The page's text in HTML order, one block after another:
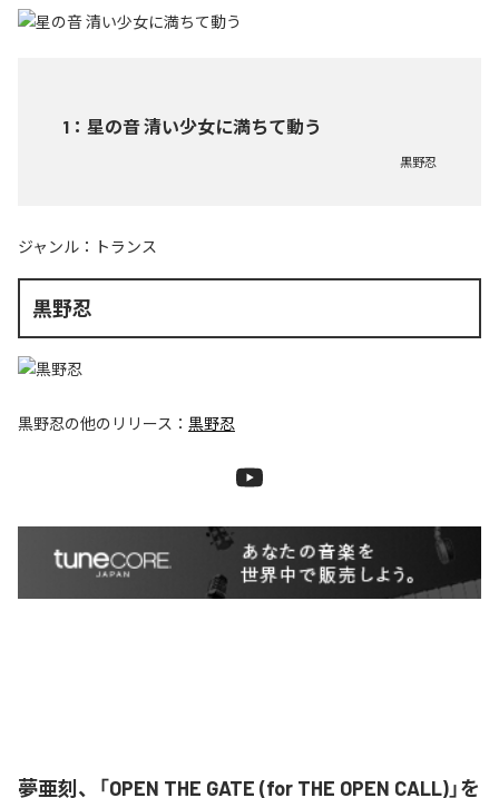
1 ： 星の音 清い少女に満ちて動う
黒野忍
ジャンル： トランス
黒野忍
黒野忍の他のリリース： 黒野忍
夢亜刻、「OPEN THE GATE (for THE OPEN CALL)」を